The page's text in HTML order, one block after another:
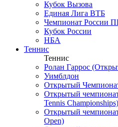
Кубок Вызова
Единая Лига ВТБ
Чемпионат России
Кубок России
НБА
Теннис
Теннис
Ролан Гаррос
Уимблдон
Открытый
Открытый
Tennis Championships)
Открытый
Open)